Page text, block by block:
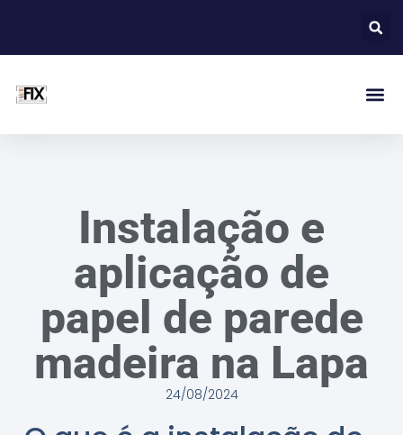
Instalação e
aplicação de
papel de parede
madeira na Lapa
24/08/2024